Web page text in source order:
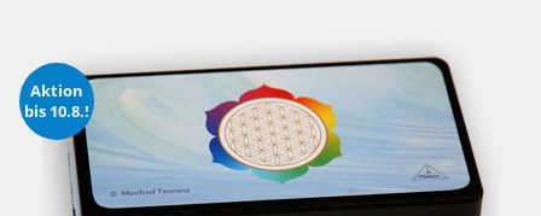
Aktion
bis 10.8.!